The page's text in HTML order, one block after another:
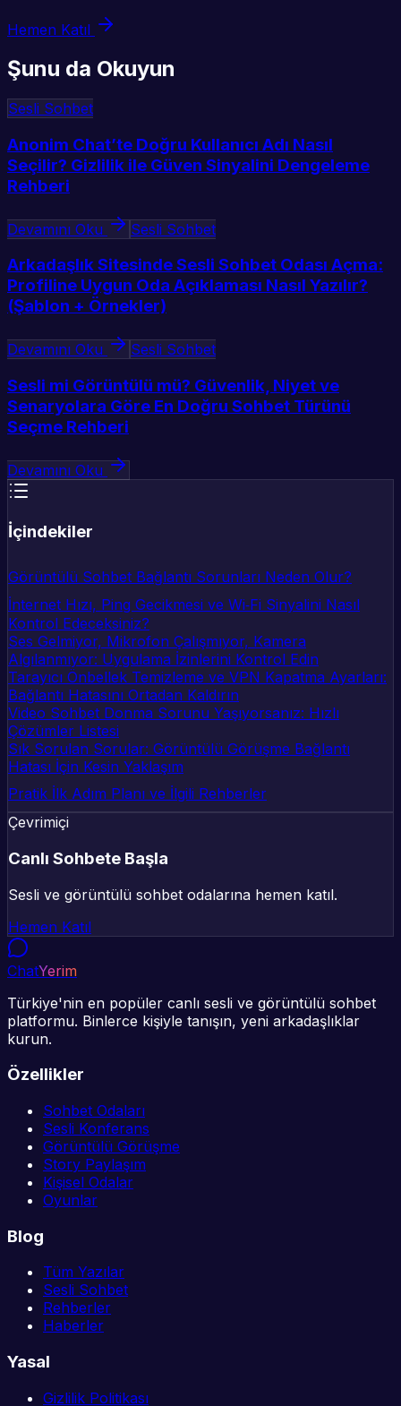
Hemen Katıl
Şunu da Okuyun
Sesli Sohbet
Anonim Chat’te Doğru Kullanıcı Adı Nasıl
Seçilir? Gizlilik ile Güven Sinyalini Dengeleme
Rehberi
Devamını Oku Sesli Sohbet
Arkadaşlık Sitesinde Sesli Sohbet Odası Açma:
Profiline Uygun Oda Açıklaması Nasıl Yazılır?
(Şablon + Örnekler)
Devamını Oku Sesli Sohbet
Sesli mi Görüntülü mü? Güvenlik, Niyet ve
Senaryolara Göre En Doğru Sohbet Türünü
Seçme Rehberi
Devamını Oku
İçindekiler
Görüntülü Sohbet Bağlantı Sorunları Neden Olur?
İnternet Hızı, Ping Gecikmesi ve Wi‑Fi Sinyalini Nasıl
Kontrol Edeceksiniz?
Ses Gelmiyor, Mikrofon Çalışmıyor, Kamera
Algılanmıyor: Uygulama İzinlerini Kontrol Edin
Tarayıcı Önbellek Temizleme ve VPN Kapatma Ayarları:
Bağlantı Hatasını Ortadan Kaldırın
Video Sohbet Donma Sorunu Yaşıyorsanız: Hızlı
Çözümler Listesi
Sık Sorulan Sorular: Görüntülü Görüşme Bağlantı
Hatası İçin Kesin Yaklaşım
Pratik İlk Adım Planı ve İlgili Rehberler
Çevrimiçi
Canlı Sohbete Başla
Sesli ve görüntülü sohbet odalarına hemen katıl.
Hemen Katıl
ChatYerim
Türkiye'nin en popüler canlı sesli ve görüntülü sohbet
platformu. Binlerce kişiyle tanışın, yeni arkadaşlıklar
kurun.
Özellikler
Sohbet Odaları
Sesli Konferans
Görüntülü Görüşme
Story Paylaşım
Kişisel Odalar
Oyunlar
Blog
Tüm Yazılar
Sesli Sohbet
Rehberler
Haberler
Yasal
Gizlilik Politikası